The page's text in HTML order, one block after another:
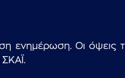
Οι όψεις